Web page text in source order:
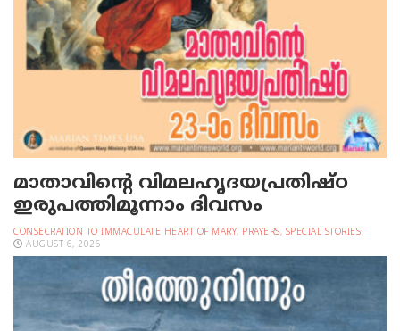
മാതാവിന്റെ വിമലഹൃദയപ്രതിഷ്ഠ
ഇരുപത്തിമൂന്നാം ദിവസം
CONSECRATION TO IMMACULATE HEART OF MARY, PRAYERS, SPECIAL STORIES
AUGUST 6, 2026